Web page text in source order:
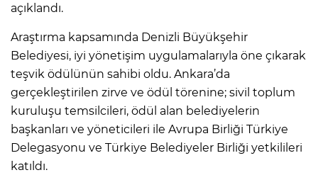
açıklandı.
Araştırma kapsamında Denizli Büyükşehir
Belediyesi, iyi yönetişim uygulamalarıyla öne çıkarak
teşvik ödülünün sahibi oldu. Ankara’da
gerçekleştirilen zirve ve ödül törenine; sivil toplum
kuruluşu temsilcileri, ödül alan belediyelerin
başkanları ve yöneticileri ile Avrupa Birliği Türkiye
Delegasyonu ve Türkiye Belediyeler Birliği yetkilileri
katıldı.